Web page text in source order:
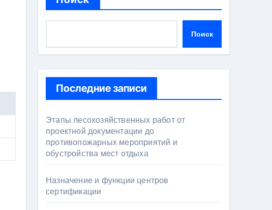
Поиск
Последние записи
Этапы лесохозяйственных работ от
проектной документации до
противопожарных мероприятий и
обустройства мест отдыха
Назначение и функции центров
сертификации